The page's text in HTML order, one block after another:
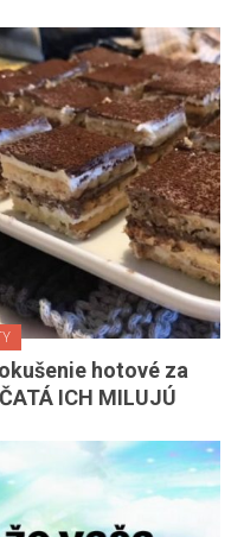
hotové za
ICH MILUJÚ